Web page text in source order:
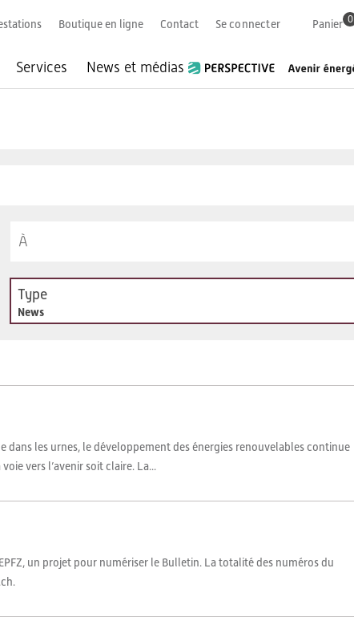
Services News et médias
Boutique en ligne Contact Se connecter Panier 0
Type
News
dans les urnes, le développement des énergies renouvelables continue
vers l’avenir soit claire. La...
un projet pour numériser le Bulletin. La totalité des numéros du